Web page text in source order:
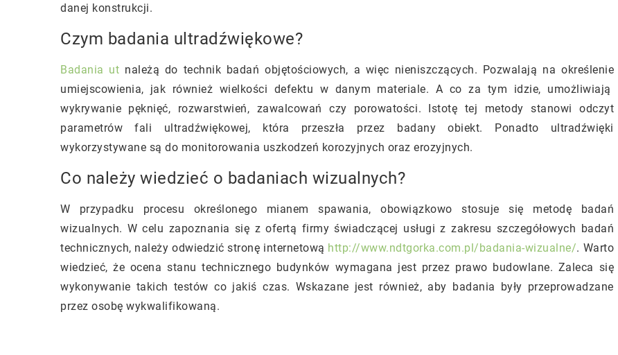
danej konstrukcji.
Czym badania ultradźwiękowe?
Badania ut należą do technik badań objętościowych, a więc nieniszczących. Pozwalają na określenie
umiejscowienia, jak również wielkości defektu w danym materiale. A co za tym idzie, umożliwiają
wykrywanie pęknięć, rozwarstwień, zawalcowań czy porowatości. Istotę tej metody stanowi odczyt
parametrów fali ultradźwiękowej, która przeszła przez badany obiekt. Ponadto ultradźwięki
wykorzystywane są do monitorowania uszkodzeń korozyjnych oraz erozyjnych.
Co należy wiedzieć o badaniach wizualnych?
W przypadku procesu określonego mianem spawania, obowiązkowo stosuje się metodę badań
wizualnych. W celu zapoznania się z ofertą firmy świadczącej usługi z zakresu szczegółowych badań
technicznych, należy odwiedzić stronę internetową http://www.ndtgorka.com.pl/badania-wizualne/. Warto
wiedzieć, że ocena stanu technicznego budynków wymagana jest przez prawo budowlane. Zaleca się
wykonywanie takich testów co jakiś czas. Wskazane jest również, aby badania były przeprowadzane
przez osobę wykwalifikowaną.